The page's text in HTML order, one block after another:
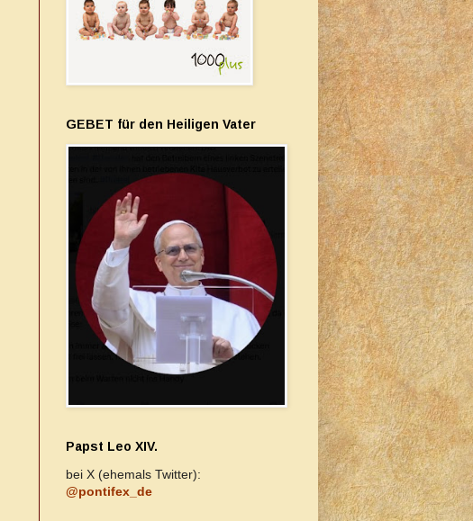
GEBET für den Heiligen Vater
Papst Leo XIV.
bei X (ehemals Twitter):
@pontifex_de